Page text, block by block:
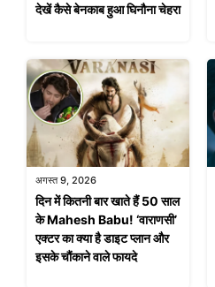
देखें कैसे बेनकाब हुआ घिनौना चेहरा
अगस्त 9, 2026
दिन में कितनी बार खाते हैं 50 साल
के Mahesh Babu! ‘वाराणसी’
एक्टर का क्या है डाइट प्लान और
इसके चौंकाने वाले फायदे